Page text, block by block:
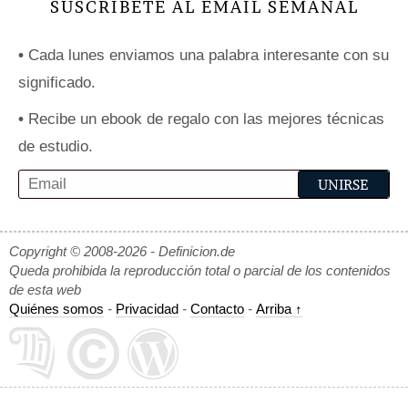
SUSCRÍBETE AL EMAIL SEMANAL
• Cada lunes enviamos una palabra interesante con su
significado.
• Recibe un ebook de regalo con las mejores técnicas
de estudio.
Copyright © 2008-2026 - Definicion.de
Queda prohibida la reproducción total o parcial de los contenidos
de esta web
Quiénes somos - Privacidad - Contacto - Arriba ↑